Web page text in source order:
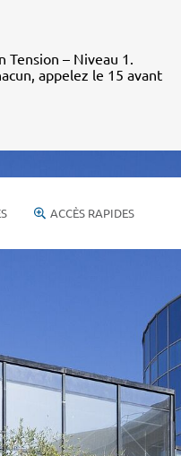
Tension – Niveau 1.
appelez le 15 avant
ACCÈS RAPIDES